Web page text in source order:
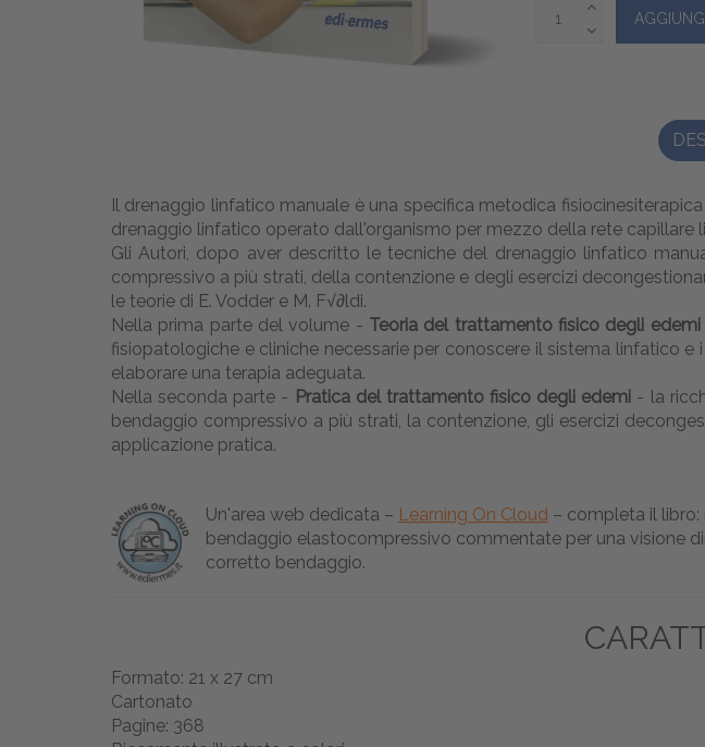
Il drenaggio linfatico manuale è una specifica metodica
drenaggio linfatico operato dall'organismo per mezzo della rete capillare
Gli Autori, dopo aver descritto le tecniche del drenaggio linfatico
compressivo a più strati, della contenzione e degli esercizi
le teorie di E. Vodder e M. F√∂ldi.
Nella prima parte del volume - Teoria del trattamento fisico degli edemi
fisiopatologiche e cliniche necessarie per conoscere il sistema linfatico
elaborare una terapia adeguata.
Nella seconda parte - Pratica del trattamento fisico degli edemi - la
bendaggio compressivo a più strati, la contenzione, gli esercizi
applicazione pratica.
Un'area web dedicata – Learning On Cloud – completa il
bendaggio elastocompressivo commentate per una visione
corretto bendaggio.
Formato: 21 x 27 cm
Cartonato
Pagine: 368